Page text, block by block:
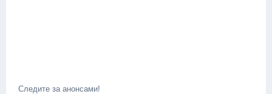
Следите за анонсами!